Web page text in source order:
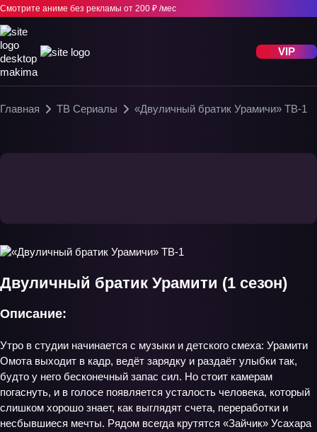
Смотрите аниме без рекламы от 200 ₽ /мес
VIP
Главная ТВ Сериалы «Двуличный братик Урамичи» ТВ-1
Двуличный братик Урамити (1 сезон)
Описание:
Утро в студии начинается с музыки и детского смеха: Урамити
Омота выходит в кадр, ведёт зарядку и раздаёт улыбки так,
будто у него бесконечный запас сил. Но стоит камерам
погаснуть, и в голосе появляется усталость человека, который
слишком хорошо знает, как выглядят счета, переработки и
несбывшиеся мечты. Рядом всегда крутятся «Зайчик» Усахара